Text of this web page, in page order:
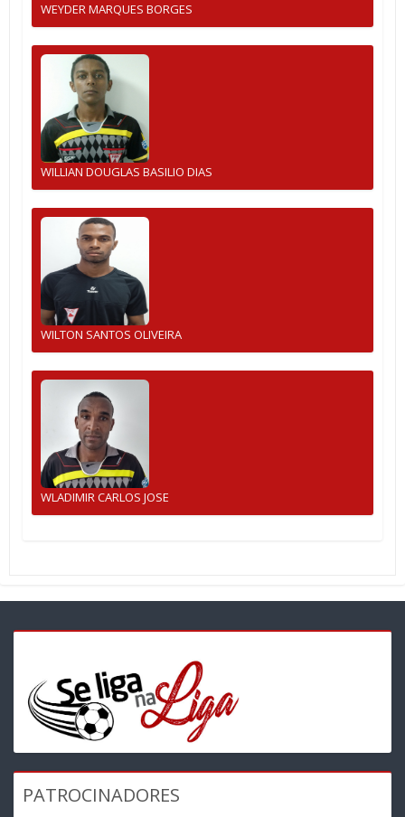
WEYDER MARQUES BORGES
WILLIAN DOUGLAS BASILIO DIAS
WILTON SANTOS OLIVEIRA
WLADIMIR CARLOS JOSE
PATROCINADORES